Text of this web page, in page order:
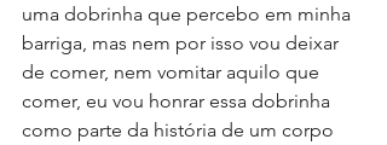
uma dobrinha que percebo em minha
barriga, mas nem por isso vou deixar
de comer, nem vomitar aquilo que
comer, eu vou honrar essa dobrinha
como parte da história de um corpo